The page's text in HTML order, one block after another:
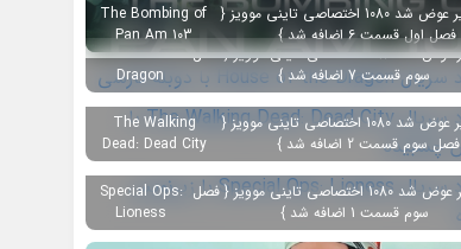
تگ تصویر عوض شد 1080 اختصاصی تاینی موویز {
فصل اول قسمت 6 اضافه شد }
The Bombing of
Pan Am 103
تگ تصویر عوض شد 1080 اختصاصی تاینی موویز { فصل
سوم قسمت 7 اضافه شد }
House of the
Dragon
تگ تصویر عوض شد 1080 اختصاصی تاینی موویز {
فصل سوم قسمت 2 اضافه شد }
The Walking
Dead: Dead City
تگ تصویر عوض شد 1080 اختصاصی تاینی موویز { فصل
سوم قسمت 1 اضافه شد }
Special Ops:
Lioness